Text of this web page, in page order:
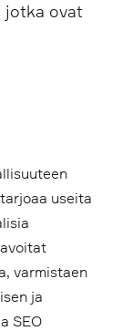
jotka ovat
useita
varmistaen
ja
SEO